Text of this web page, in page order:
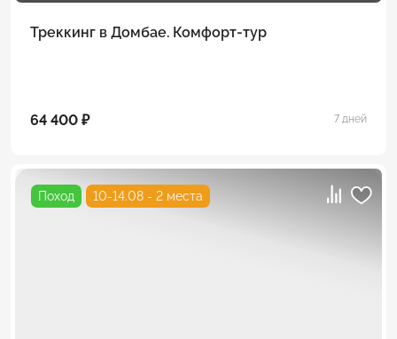
Треккинг в Домбае. Комфорт-тур
64 400 ₽ 7 дней
Поход 10-14.08 - 2 места